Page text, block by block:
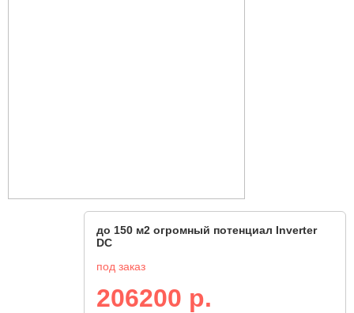
до 150 м2 огромный потенциал Inverter
DC
под заказ
206200 р.